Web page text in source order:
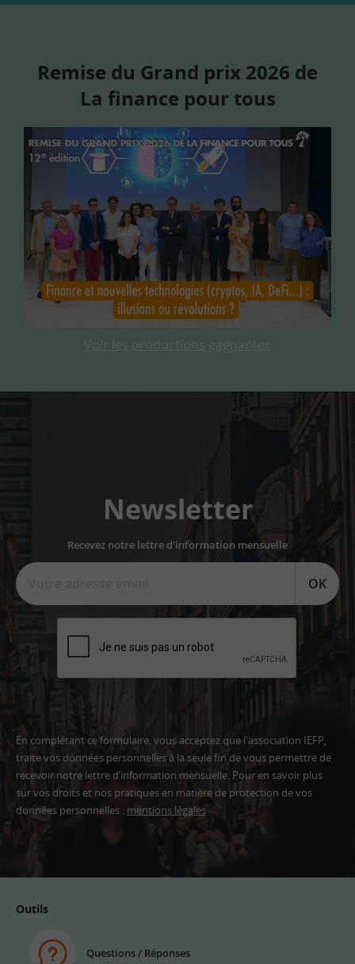
Remise du Grand prix 2026 de
La finance pour tous
Voir les productions gagnantes
Newsletter
Recevez notre lettre d'information mensuelle
OK
En complétant ce formulaire, vous acceptez que l'association IEFP,
traite vos données personnelles à la seule fin de vous permettre de
recevoir notre lettre d’information mensuelle. Pour en savoir plus
sur vos droits et nos pratiques en matière de protection de vos
données personnelles : mentions légales
Outils
Questions / Réponses